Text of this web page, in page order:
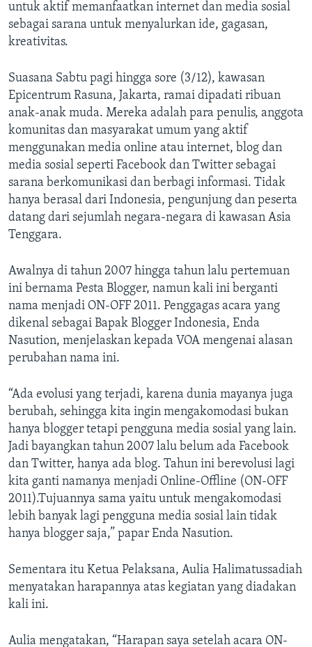
untuk aktif memanfaatkan internet dan media sosial
sebagai sarana untuk menyalurkan ide, gagasan,
kreativitas.
Suasana Sabtu pagi hingga sore (3/12), kawasan
Epicentrum Rasuna, Jakarta, ramai dipadati ribuan
anak-anak muda. Mereka adalah para penulis, anggota
komunitas dan masyarakat umum yang aktif
menggunakan media online atau internet, blog dan
media sosial seperti Facebook dan Twitter sebagai
sarana berkomunikasi dan berbagi informasi. Tidak
hanya berasal dari Indonesia, pengunjung dan peserta
datang dari sejumlah negara-negara di kawasan Asia
Tenggara.
Awalnya di tahun 2007 hingga tahun lalu pertemuan
ini bernama Pesta Blogger, namun kali ini berganti
nama menjadi ON-OFF 2011. Penggagas acara yang
dikenal sebagai Bapak Blogger Indonesia, Enda
Nasution, menjelaskan kepada VOA mengenai alasan
perubahan nama ini.
“Ada evolusi yang terjadi, karena dunia mayanya juga
berubah, sehingga kita ingin mengakomodasi bukan
hanya blogger tetapi pengguna media sosial yang lain.
Jadi bayangkan tahun 2007 lalu belum ada Facebook
dan Twitter, hanya ada blog. Tahun ini berevolusi lagi
kita ganti namanya menjadi Online-Offline (ON-OFF
2011).Tujuannya sama yaitu untuk mengakomodasi
lebih banyak lagi pengguna media sosial lain tidak
hanya blogger saja,” papar Enda Nasution.
Sementara itu Ketua Pelaksana, Aulia Halimatussadiah
menyatakan harapannya atas kegiatan yang diadakan
kali ini.
Aulia mengatakan, “Harapan saya setelah acara ON-